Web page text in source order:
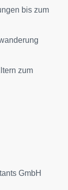
bis zum
zum
GmbH